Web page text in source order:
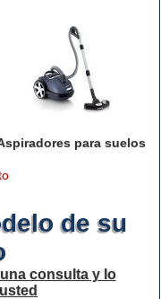
para suelos
de su
consulta y lo